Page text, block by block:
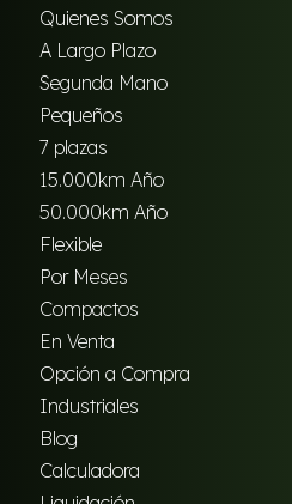
Quienes Somos
A Largo Plazo
Segunda Mano
Pequeños
7 plazas
15.000km Año
50.000km Año
Flexible
Por Meses
Compactos
En Venta
Opción a Compra
Industriales
Blog
Calculadora